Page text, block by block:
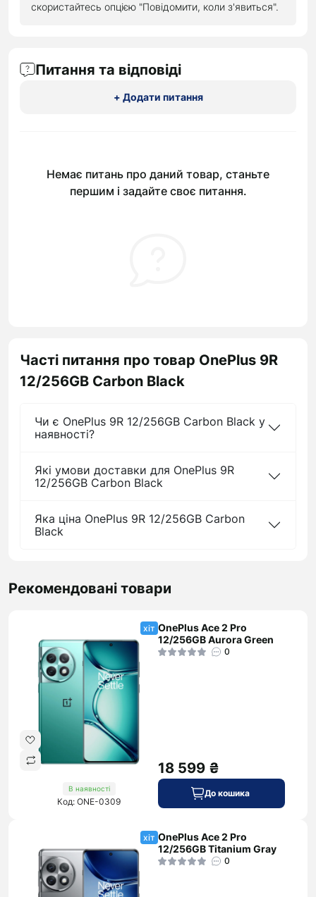
скористайтесь опцією "Повідомити, коли з'явиться".
Питання та відповіді
+ Додати питання
Немає питань про даний товар, станьте
першим і задайте своє питання.
Часті питання про товар OnePlus 9R
12/256GB Carbon Black
Чи є OnePlus 9R 12/256GB Carbon Black у
наявності?
Які умови доставки для OnePlus 9R
12/256GB Carbon Black
Яка ціна OnePlus 9R 12/256GB Carbon
Black
Рекомендовані товари
хіт
В наявності
Код: ONE-0309
OnePlus Ace 2 Pro
12/256GB Aurora Green
0
18 599 ₴
До кошика
хіт OnePlus Ace 2 Pro
12/256GB Titanium Gray
0